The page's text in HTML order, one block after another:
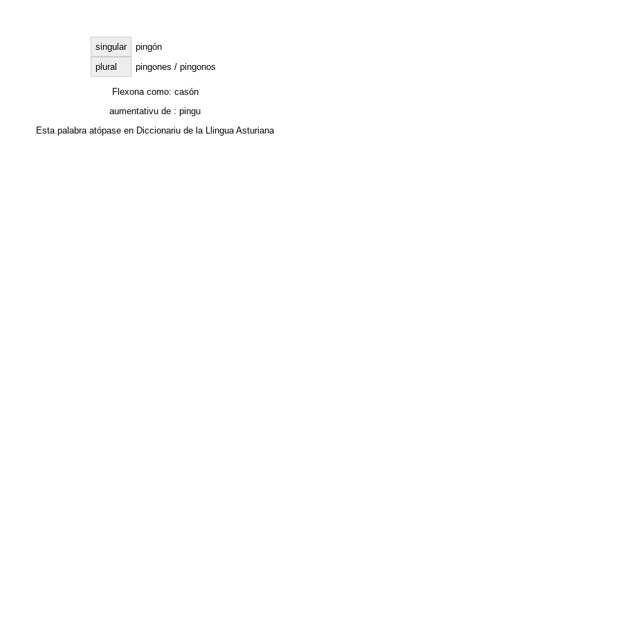
singular
pingón
plural
pingones / pingonos
Flexona como: casón
aumentativu de : pingu
Esta palabra atópase en Diccionariu de la Llingua Asturiana